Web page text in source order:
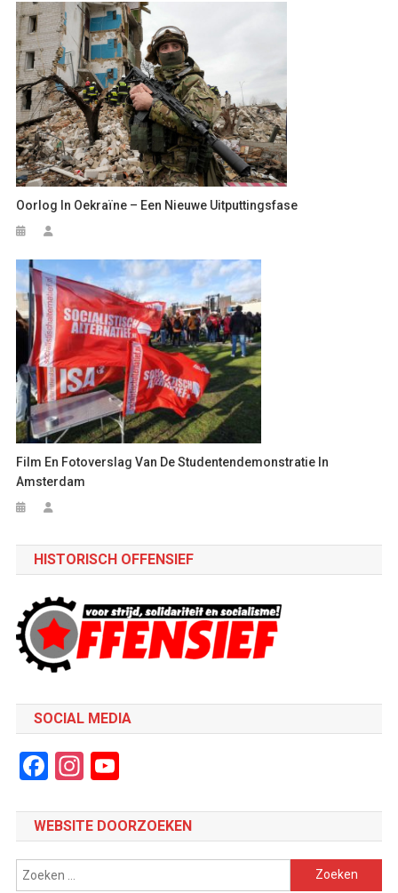
Oorlog In Oekraïne – Een Nieuwe Uitputtingsfase
Film En Fotoverslag Van De Studentendemonstratie In
Amsterdam
HISTORISCH OFFENSIEF
SOCIAL MEDIA
Facebook
Instagram
YouTube
WEBSITE DOORZOEKEN
Zoeken